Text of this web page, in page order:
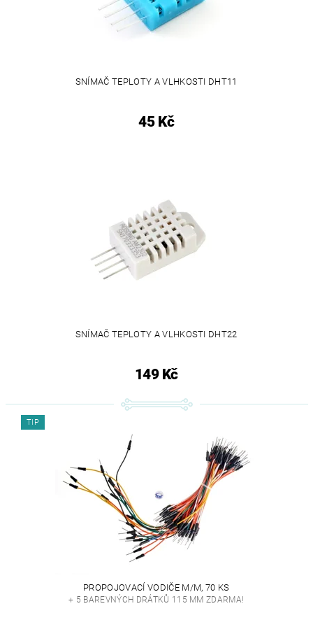
SNÍMAČ TEPLOTY A VLHKOSTI DHT11
45 Kč
SNÍMAČ TEPLOTY A VLHKOSTI DHT22
149 Kč
TIP
PROPOJOVACÍ VODIČE M/M, 70 KS
+ 5 BAREVNÝCH DRÁTKŮ 115 MM ZDARMA!